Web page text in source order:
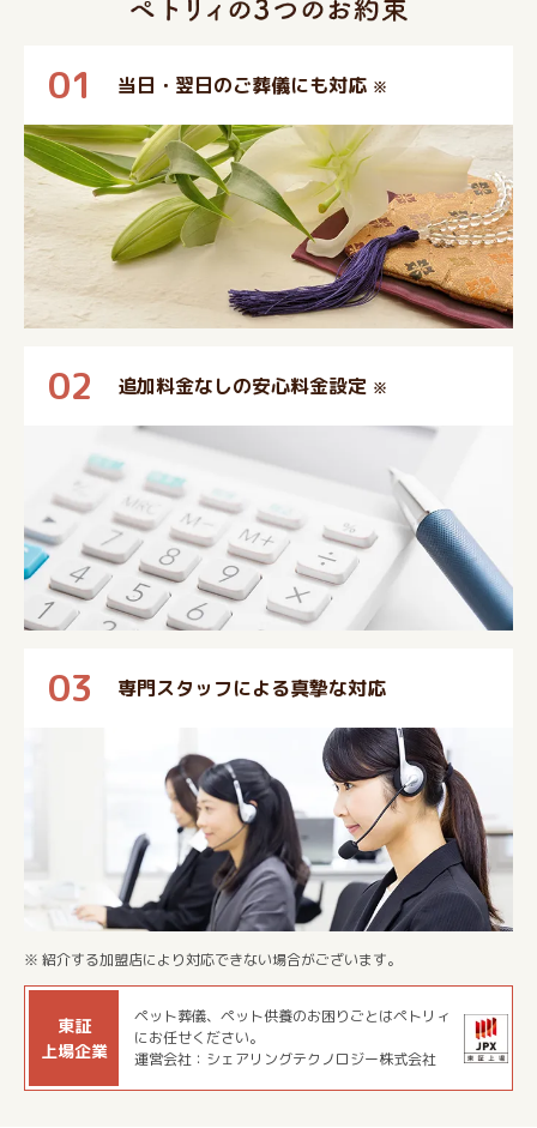
01 当日・翌日のご葬儀にも対応 ※
02 追加料金なしの安心料金設定 ※
03 専門スタッフによる真摯な対応
※ 紹介する加盟店により対応できない場合がございます。
東証
上場企業
ペット葬儀、ペット供養のお困りごとはペトリィ
にお任せください。
運営会社：シェアリングテクノロジー株式会社